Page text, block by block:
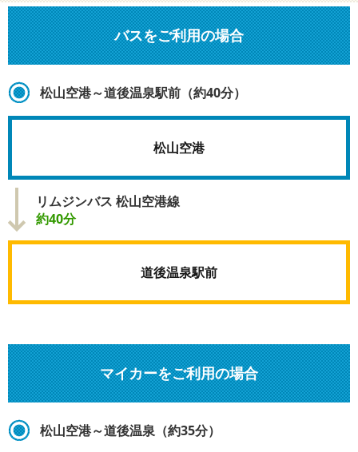
バスをご利用の場合
松山空港～道後温泉駅前（約40分）
松山空港
リムジンバス 松山空港線
約40分
道後温泉駅前
マイカーをご利用の場合
松山空港～道後温泉（約35分）